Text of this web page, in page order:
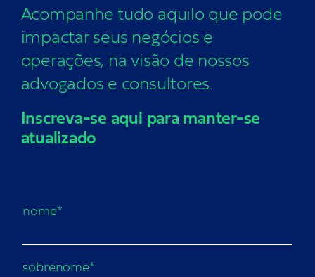
Acompanhe tudo aquilo que pode
impactar seus negócios e
operações, na visão de nossos
advogados e consultores.
Inscreva-se aqui para manter-se
atualizado
nome*
sobrenome*